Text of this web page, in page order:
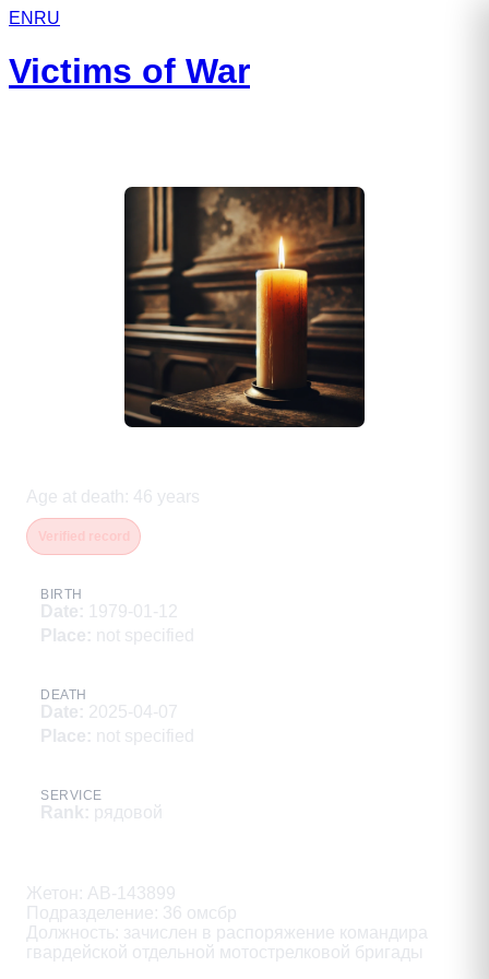
EN RU
Victims of War
Age at death : 46 years
BIRTH
Date: 1979-01-12
Place: not specified
DEATH
Date: 2025-04-07
Place: not specified
SERVICE
Rank: рядовой
Жетон: АВ-143899
Подразделение: 36 омсбр
Должность: зачислен в распоряжение командира
гвардейской отдельной мотострелковой бригады